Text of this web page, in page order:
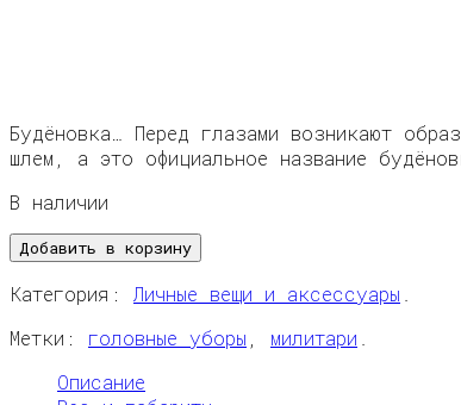
Будёновка… Перед глазами возникают
шлем, а это официальное название
В наличии
Добавить в корзину
Категория: Личные вещи и аксессуары .
Метки: головные уборы , милитари .
Описание